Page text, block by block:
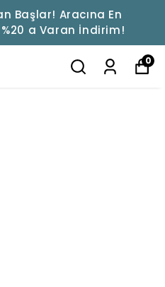
Başlar! Aracına En
a Varan İndirim!
0